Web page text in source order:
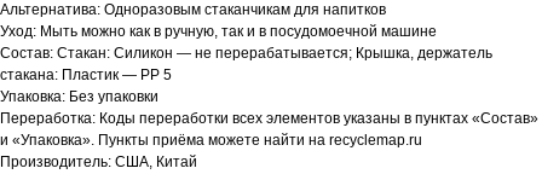
Альтернатива: Одноразовым стаканчикам для напитков
Уход: Мыть можно как в ручную, так и в посудомоечной машине
Состав: Стакан: Силикон — не перерабатывается; Крышка, держатель
стакана: Пластик — PP 5
Упаковка: Без упаковки
Переработка: Коды переработки всех элементов указаны в пунктах «Состав»
и «Упаковка». Пункты приёма можете найти на recyclemap.ru
Производитель: США, Китай